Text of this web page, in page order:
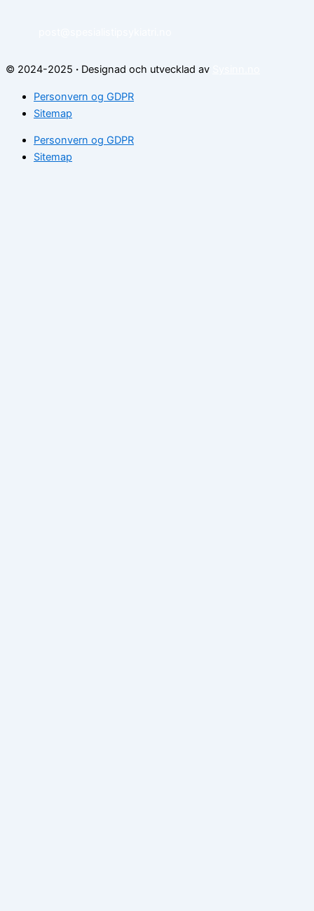
© 2024-2025 · Designad och utvecklad av
Personvern og GDPR
Sitemap
Personvern og GDPR
Sitemap